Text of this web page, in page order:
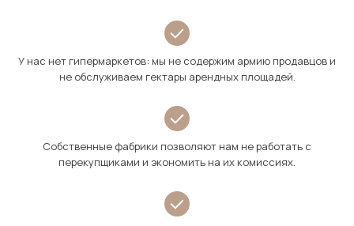
У нас нет гипермаркетов: мы не содержим армию продавцов и
не обслуживаем гектары арендных площадей.
Собственные фабрики позволяют нам не работать с
перекупщиками и экономить на их комиссиях.